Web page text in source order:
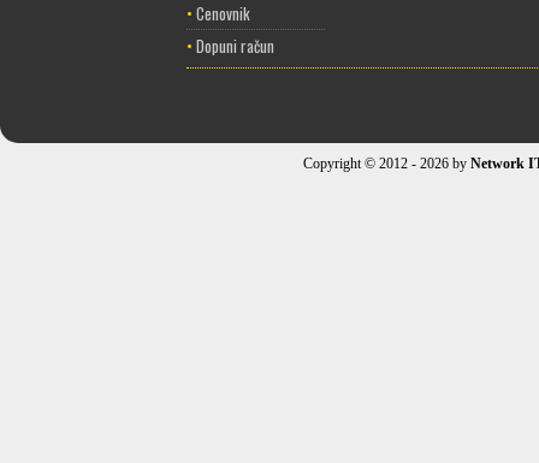
• Cenovnik
• Dopuni račun
Copyright © 2012 - 2026 by Network